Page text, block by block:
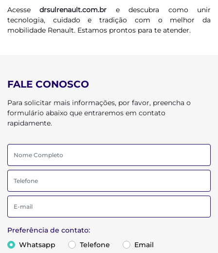
Acessedrsulrenault.com.br e descubra como unir
tecnologia, cuidado e tradição com o melhor da
mobilidade Renault. Estamos prontos para te atender.
FALE CONOSCO
Para solicitar mais informações, por favor, preencha o
formulário abaixo que entraremos em contato
rapidamente.
Preferência de contato:
Whatsapp
Telefone Email